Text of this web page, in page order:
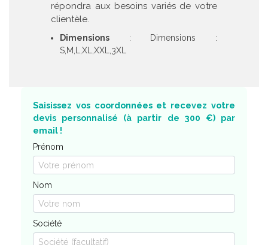
répondra aux besoins variés de votre
clientèle.
Dimensions : Dimensions :
S,M,L,XL,XXL,3XL
Saisissez vos coordonnées et recevez votre
devis personnalisé (à partir de 300 €) par
email !
Prénom
Nom
Société